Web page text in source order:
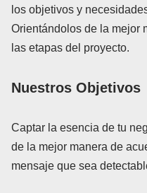
los objetivos y
Orientándolos de la mejor
las etapas del proyecto.
Nuestros Objetivos
Captar la esencia de tu
de la mejor manera de
mensaje que sea